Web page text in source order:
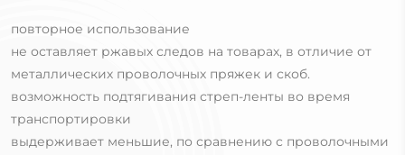
повторное использование
не оставляет ржавых следов на товарах, в отличие от
металлических проволочных пряжек и скоб.
возможность подтягивания стреп-ленты во время
транспортировки
выдерживает меньшие, по сравнению с проволочными